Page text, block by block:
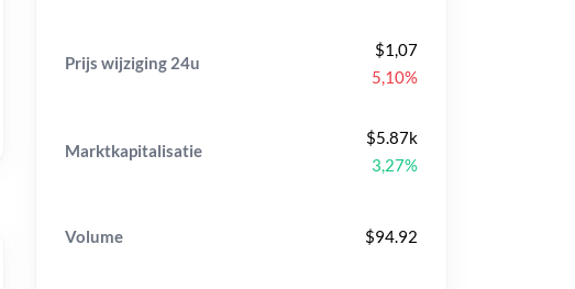
Prijs wijziging 24u
$1,07
5,10%
Marktkapitalisatie
$5.87k
3,27%
Volume $94.92